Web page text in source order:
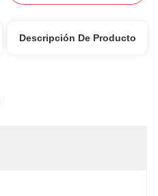
Descripción De Producto